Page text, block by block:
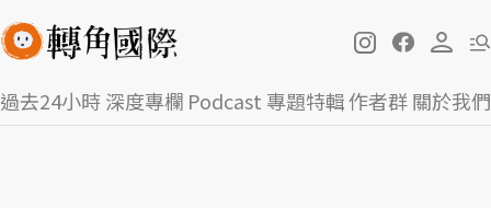
過去24小時深度專欄 Podcast 專題特輯作者群關於我們